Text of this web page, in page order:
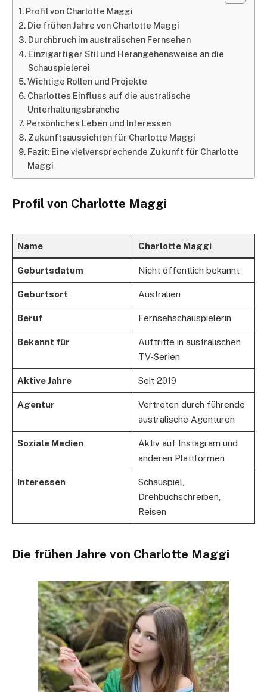
Profil von Charlotte Maggi
Die frühen Jahre von Charlotte Maggi
Durchbruch im australischen Fernsehen
Einzigartiger Stil und Herangehensweise an die
Schauspielerei
Wichtige Rollen und Projekte
Charlottes Einfluss auf die australische
Unterhaltungsbranche
Persönliches Leben und Interessen
Zukunftsaussichten für Charlotte Maggi
Fazit: Eine vielversprechende Zukunft für Charlotte
Maggi
Profil von Charlotte Maggi
Name Charlotte Maggi
Geburtsdatum Nicht öffentlich bekannt
Geburtsort Australien
Beruf Fernsehschauspielerin
Bekannt für
Auftritte in australischen
TV-Serien
Aktive Jahre Seit 2019
Agentur
Vertreten durch führende
australische Agenturen
Soziale Medien
Aktiv auf Instagram und
anderen Plattformen
Interessen
Schauspiel,
Drehbuchschreiben,
Reisen
Die frühen Jahre von Charlotte Maggi